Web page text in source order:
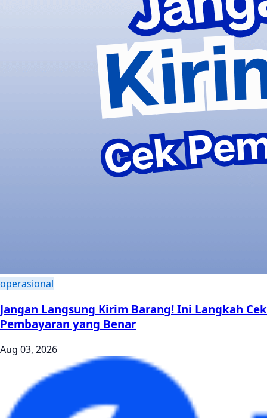
operasional
Jangan Langsung Kirim Barang! Ini Langkah Cek
Pembayaran yang Benar
Aug 03, 2026